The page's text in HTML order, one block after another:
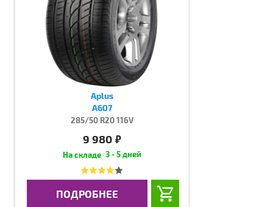
Aplus
A607
285/50 R20 116V
9 980 руб.
3 - 5 дней
ПОДРОБНЕЕ